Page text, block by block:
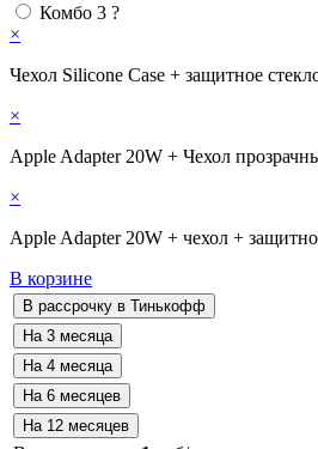
Комбо 3 ?
×
Чехол Silicone Case + защитное
×
Apple Adapter 20W + Чехол
×
Apple Adapter 20W + чехол +
В корзине